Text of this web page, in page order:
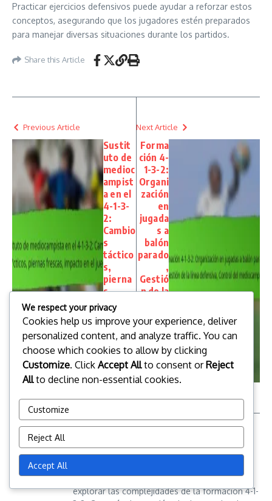
Practicar ejercicios defensivos puede ayudar a reforzar estos
conceptos, asegurando que los jugadores estén preparados
para manejar diversas situaciones durante los partidos.
Share this Article
Previous Article
Sustit
uto de
medioc
ampist
a en el
4-1-3-
2:
Cambio
s
táctico
s,
pierna
s
fresca
impact
o en el
juego
Next Article
Forma
ción 4-
1-3-2:
Organi
zación
en
jugada
s a
balón
parado
,
Gestió
n de la
iva,
Contro
l del
medioc
ampo
fútbol, Leo Donovan ha dedicado su vida a
explorar las complejidades de la formación 4-1-
We respect your privacy
Cookies help us improve your experience, deliver
personalized content, and analyze traffic. You can
choose which cookies to allow by clicking
Customize. Click Accept Allto consent orReject
Allto decline non-essential cookies.
Customize
Reject All
Accept All